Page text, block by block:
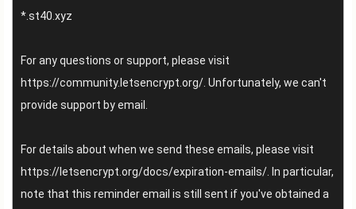
*.st40.xyz
For any questions or support, please visit
https://community.letsencrypt.org/. Unfortunately, we can't
provide support by email.
For details about when we send these emails, please visit
https://letsencrypt.org/docs/expiration-emails/. In particular,
note that this reminder email is still sent if you've obtained a